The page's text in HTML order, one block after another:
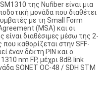
της Nufiber είναι μια
μονάδα που διαθέτει
με τη Small Form
(MSA) και οι
είναι διαθέσιμες μέσω της 2-
καθορίζεται στην SFF-
έναν δέκτη PIN και ο
nm FP, μέχρι 8dB link
SONET OC-48 / SDH STM